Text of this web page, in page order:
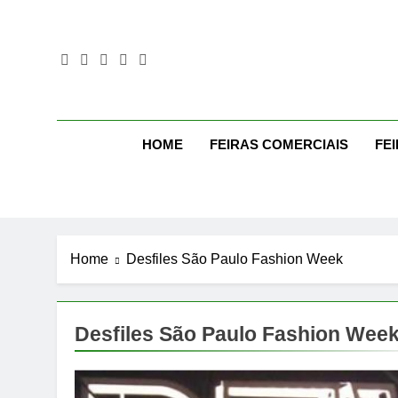
HOME
FEIRAS COMERCIAIS
Home Desfiles São Paulo Fashion Week
Desfiles São Paulo Fashion